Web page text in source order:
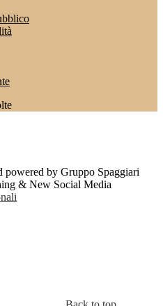
powered by Gruppo Spaggiari
& New Social Media